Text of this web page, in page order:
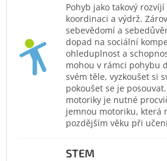
Pohyb jako takový
koordinaci a výdrž.
sebevědomí a
dopad na sociální
ohleduplnost a
mohou v rámci pohybu
svém těle, vyzkoušet si
pokoušet se je
motoriky je nutné
jemnou motoriku, která
pozdějším věku při
STEM